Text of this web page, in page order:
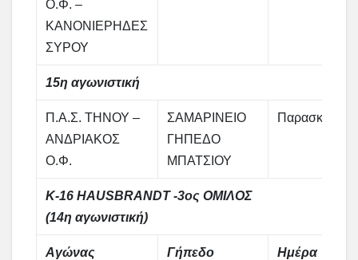
Ο.Φ. –
ΚΑΝΟΝΙΕΡΗΔΕΣ
ΣΥΡΟΥ
15η αγωνιστική
Π.Α.Σ. ΤΗΝΟΥ –
ΑΝΔΡΙΑΚΟΣ
Ο.Φ.
ΣΑΜΑΡΙΝΕΙΟ
ΓΗΠΕΔΟ
ΜΠΑΤΣΙΟΥ
Παρασκευή
Κ-16 HAUSBRANDT -3ος ΟΜΙΛΟΣ
(14η αγωνιστική)
Αγώνας Γήπεδο Ημέρα